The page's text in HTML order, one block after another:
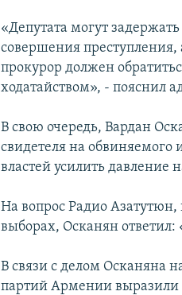
«Депутата могут
совершения преступления,
прокурор должен
ходатайством», - пояснил
В свою очередь, Вардан
свидетеля на обвиняемого
властей усилить давление
На вопрос Радио Азатутюн,
выборах, Осканян
В связи с делом Осканяна
партий Армении выразили